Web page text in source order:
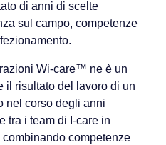
di anni di scelte
sul campo, competenze
Wi-care™ ne è un
il risultato del lavoro di un
nel corso degli anni
tra i team di I-care in
competenze